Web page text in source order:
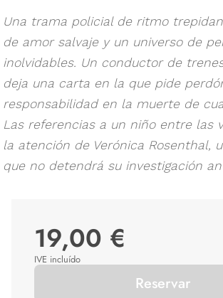
Una trama policial de ritmo
de amor salvaje y un universo de
inolvidables. Un conductor de
deja una carta en la que pide
responsabilidad en la muerte de
Las referencias a un niño entre las
la atención de Verónica Rosenthal,
que no detendrá su investigación
19,00 €
IVE incluído
Reservar